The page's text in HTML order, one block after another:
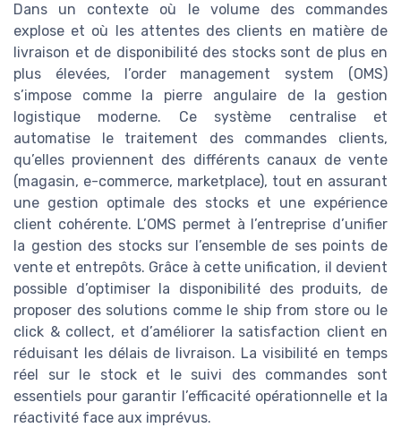
Dans un contexte où le volume des commandes
explose et où les attentes des clients en matière de
livraison et de disponibilité des stocks sont de plus en
plus élevées, l’order management system (OMS)
s’impose comme la pierre angulaire de la gestion
logistique moderne. Ce système centralise et
automatise le traitement des commandes clients,
qu’elles proviennent des différents canaux de vente
(magasin, e-commerce, marketplace), tout en assurant
une gestion optimale des stocks et une expérience
client cohérente. L’OMS permet à l’entreprise d’unifier
la gestion des stocks sur l’ensemble de ses points de
vente et entrepôts. Grâce à cette unification, il devient
possible d’optimiser la disponibilité des produits, de
proposer des solutions comme le ship from store ou le
click & collect, et d’améliorer la satisfaction client en
réduisant les délais de livraison. La visibilité en temps
réel sur le stock et le suivi des commandes sont
essentiels pour garantir l’efficacité opérationnelle et la
réactivité face aux imprévus.